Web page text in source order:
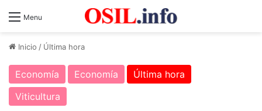
Menu
Inicio / Última hora
Economía Economía
Última hora
Viticultura